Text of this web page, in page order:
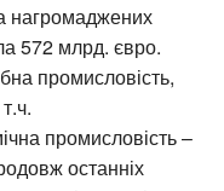
нагромаджених
572 млрд. євро.
промисловість,
промисловість –
останніх